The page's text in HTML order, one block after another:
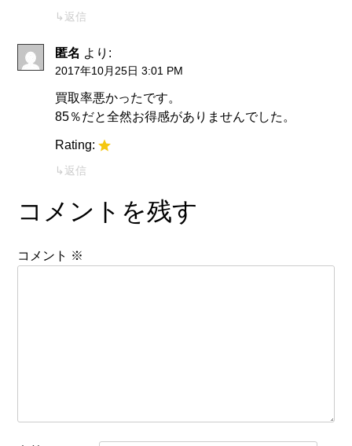
返信
匿名 より:
2017年10月25日 3:01 PM
買取率悪かったです。
85％だと全然お得感がありませんでした。
Rating:
返信
コメントを残す
コメント ※